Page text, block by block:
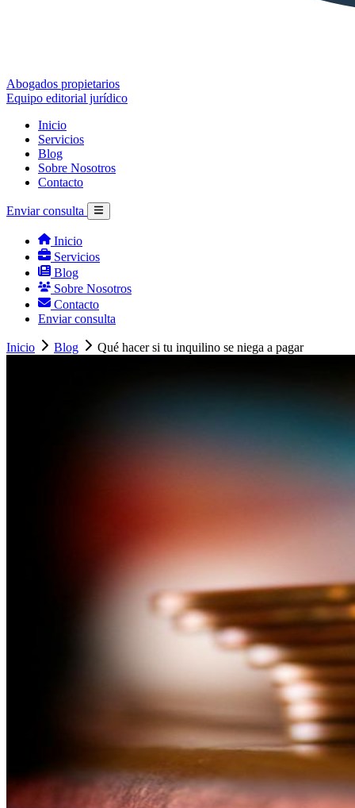
Abogados propietarios
Equipo editorial jurídico
Inicio
Servicios
Blog
Sobre Nosotros
Contacto
Enviar consulta
Inicio
Servicios
Blog
Sobre Nosotros
Contacto
Enviar consulta
Inicio Blog Qué hacer si tu inquilino se niega a pagar